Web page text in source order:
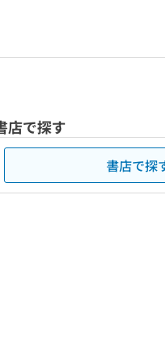
店で探す
書店で探